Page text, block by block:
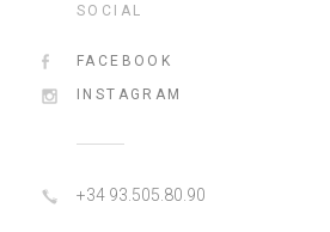
SOCIAL
FACEBOOK
INSTAGRAM
+34 93.505.80.90